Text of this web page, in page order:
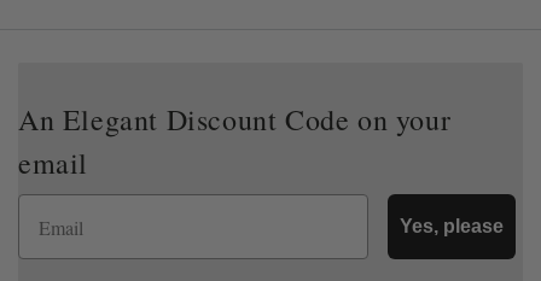
An Elegant Discount Code on your
email
Yes, please